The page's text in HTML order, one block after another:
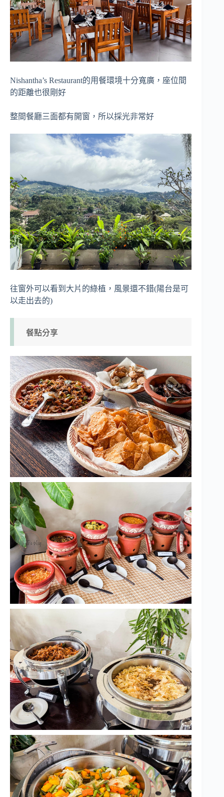
Nishantha’s Restaurant的用餐環境十分寬廣，座位間
的距離也很剛好
整間餐廳三面都有開窗，所以採光非常好
往窗外可以看到大片的綠植，風景還不錯(陽台是可
以走出去的)
餐點分享